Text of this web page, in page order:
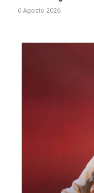
6 Agosto 2026